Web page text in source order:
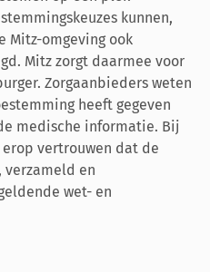
kunnen,
Mitz-omgeving ook
Mitz zorgt daarmee voor
Zorgaanbieders weten
heeft gegeven
medische informatie. Bij
vertrouwen dat de
verzameld en
wet- en